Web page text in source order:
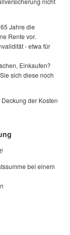
Jahre die
Rente vor.
- etwa für
Einkaufen?
sich diese noch
der Kosten
bei einem